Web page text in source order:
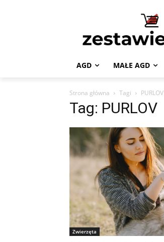
AGD MAŁE AGD
Strona główna Tagi PURLOV
Tag: PURLOV
Zwierzęta